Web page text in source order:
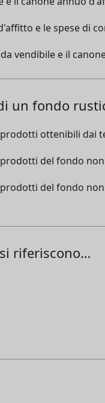
e le spese di
vendibile e il
un fondo
ottenibili dai
del fondo
del fondo
riferiscono…